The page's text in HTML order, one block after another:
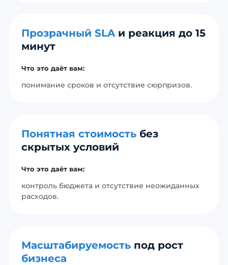
Прозрачный SLA и реакция до 15
минут
Что это даёт вам:
понимание сроков и отсутствие сюрпризов.
Понятная стоимость без
скрытых условий
Что это даёт вам:
контроль бюджета и отсутствие неожиданных
расходов.
Масштабируемость под рост
бизнеса